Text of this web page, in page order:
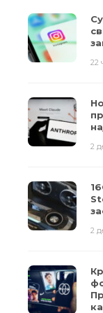
22
2
2